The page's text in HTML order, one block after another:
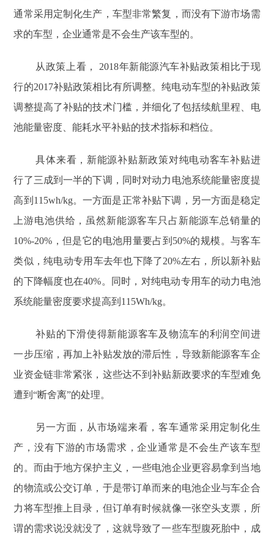
通常采用定制化生产，车型非常繁复，而没有下游市场需
求的车型，企业通常是不会生产该车型的。
从政策上看， 2018年新能源汽车补贴政策相比于现
行的2017补贴政策相比有所调整。纯电动车型的补贴政策
调整提高了补贴的技术门槛，并细化了包括续航里程、电
池能量密度、能耗水平补贴的技术指标和档位。
具体来看，新能源补贴新政策对纯电动客车补贴进
行了三成到一半的下调，同时对动力电池系统能量密度提
高到115wh/kg。一方面是正常补贴下调，另一方面是稳定
上游电池供给，虽然新能源客车只占新能源车总销量的
10%-20%，但是它的电池用量要占到50%的规模。与客车
类似，纯电动专用车去年也下降了20%左右，所以新补贴
的下降幅度也在40%。同时，对纯电动专用车的动力电池
系统能量密度要求提高到115Wh/kg。
补贴的下滑使得新能源客车及物流车的利润空间进
一步压缩，再加上补贴发放的滞后性，导致新能源客车企
业资金链非常紧张，这些达不到补贴新政要求的车型难免
遭到“断舍离”的处理。
另一方面，从市场端来看，客车通常采用定制化生
产，没有下游的市场需求，企业通常是不会生产该车型
的。而由于地方保护主义，一些电池企业更容易拿到当地
的物流或公交订单，于是带订单而来的电池企业与车企合
力将车型推上目录，但订单有时候就像一张空头支票，所
谓的需求说没就没了，这就导致了一些车型腹死胎中，成